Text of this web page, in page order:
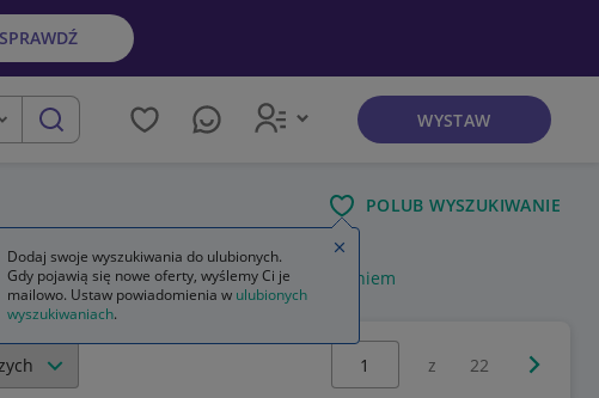
SPRAWDŹ
szukaj WYSTAW
POLUB WYSZUKIWANIE
skrzynka narzędziowa z wyposażeniem
Wybierz stronę:
z 22
Dodaj swoje wyszukiwania do ulubionych.
Gdy pojawią się nowe oferty, wyślemy Ci je
mailowo. Ustaw powiadomienia w ulubionych
wyszukiwaniach.
Zamknij wskazówkę